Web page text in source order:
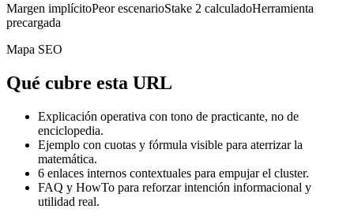
Margen implícitoPeor escenarioStake 2 calculadoHerramienta
precargada
Mapa SEO
Qué cubre esta URL
Explicación operativa con tono de practicante, no de
enciclopedia.
Ejemplo con cuotas y fórmula visible para aterrizar la
matemática.
6 enlaces internos contextuales para empujar el cluster.
FAQ y HowTo para reforzar intención informacional y
utilidad real.